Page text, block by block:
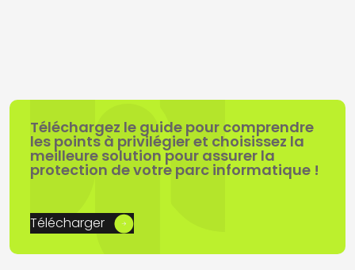
Téléchargez le guide pour comprendre
les points à privilégier et choisissez la
meilleure solution pour assurer la
protection de votre parc informatique !
Télécharger